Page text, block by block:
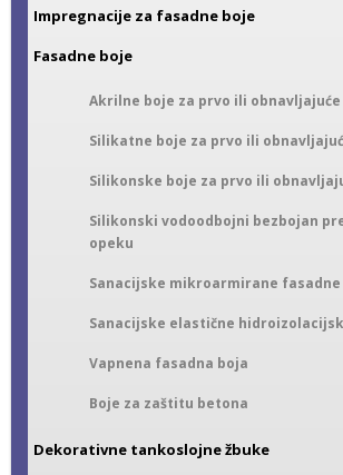
Impregnacije za fasadne boje
Fasadne boje
Akrilne boje za prvo ili
Silikatne boje za prvo ili
Silikonske boje za prvo ili
Silikonski vodoodbojni bezbojan
opeku
Sanacijske mikroarmirane fasadne
Sanacijske elastične
Vapnena fasadna boja
Boje za zaštitu betona
Dekorativne tankoslojne žbuke